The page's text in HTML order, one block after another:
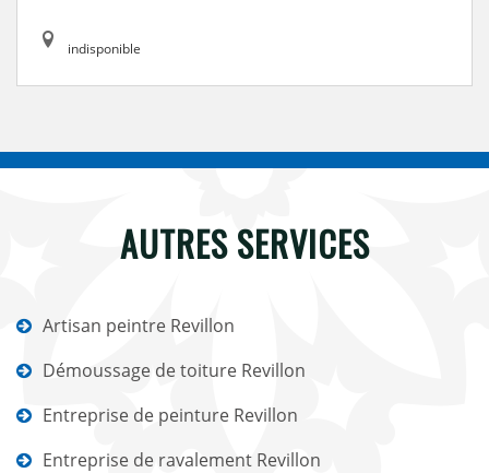
indisponible
AUTRES SERVICES
Artisan peintre Revillon
Démoussage de toiture Revillon
Entreprise de peinture Revillon
Entreprise de ravalement Revillon